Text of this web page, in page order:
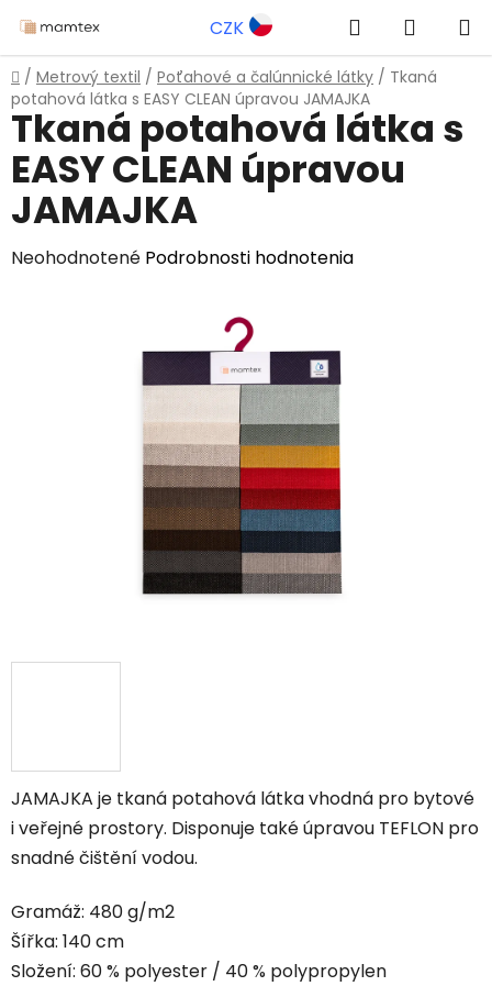
na
obsah
CZK Hľadať
KOŠÍK
Domov
/ Metrový textil / Poťahové a čalúnnické látky / Tkaná
potahová látka s EASY CLEAN úpravou JAMAJKA
JAMAJKA je tkaná potahová látka vhodná pro bytové
i veřejné prostory. Disponuje také úpravou TEFLON pro
snadné čištění vodou.
Gramáž: 480 g/m2
Šířka: 140 cm
Složení: 60 % polyester / 40 % polypropylen
Tkaná potahová látka s
EASY CLEAN úpravou
JAMAJKA
Priemerné
Neohodnotené Podrobnosti hodnotenia